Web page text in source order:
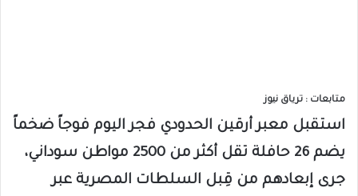
متابعات : ترياق نيوز
استقبل معبر أرقين الحدودي فجر اليوم فوجاً ضخماً
يضم 26 حافلة تقل أكثر من 2500 مواطن سوداني،
جرى إبعادهم من قِبل السلطات المصرية عبر